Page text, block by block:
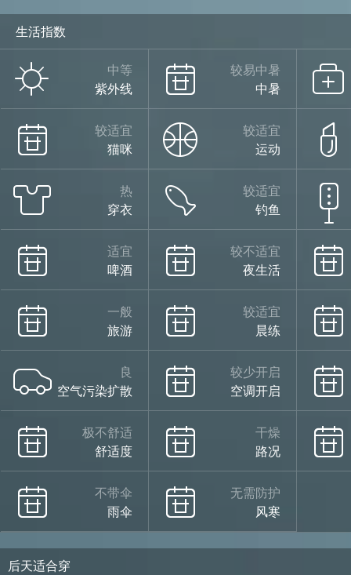
生活指数
中等
紫外线
较易中暑
中暑
较适宜
猫咪
较适宜
运动
热
穿衣
较适宜
钓鱼
适宜
啤酒
较不适宜
夜生活
一般
旅游
较适宜
晨练
良
空气污染扩散
较少开启
空调开启
极不舒适
舒适度
干燥
路况
不带伞
雨伞
无需防护
风寒
后天适合穿